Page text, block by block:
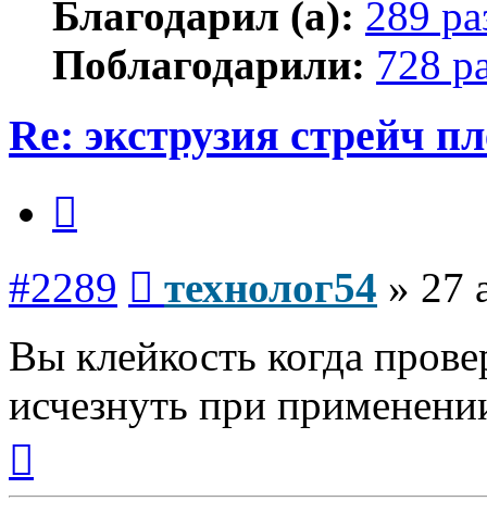
Благодарил (а): 289
Поблагодарили: 728
Re: экструзия стрейч
#2289 технолог54 » 27
Вы клейкость когда
исчезнуть при
началу